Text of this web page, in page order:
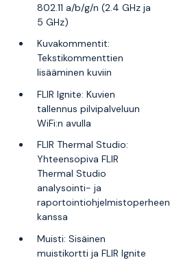
802.11 a/b/g/n (2.4 GHz ja
5 GHz)
Kuvakommentit:
Tekstikommenttien
lisääminen kuviin
FLIR Ignite: Kuvien
tallennus pilvipalveluun
WiFi:n avulla
FLIR Thermal Studio:
Yhteensopiva FLIR
Thermal Studio
analysointi- ja
raportointiohjelmistoperheen
kanssa
Muisti: Sisäinen
muistikortti ja FLIR Ignite